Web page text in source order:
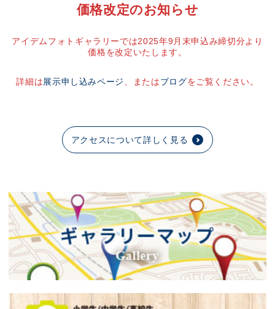
価格改定のお知らせ
アイデムフォトギャラリーでは2025年9月末申込み締切分より
価格を改定いたします。
詳細は展示申し込みページ 、またはブログをご覧ください。
アクセスについて詳しく見る